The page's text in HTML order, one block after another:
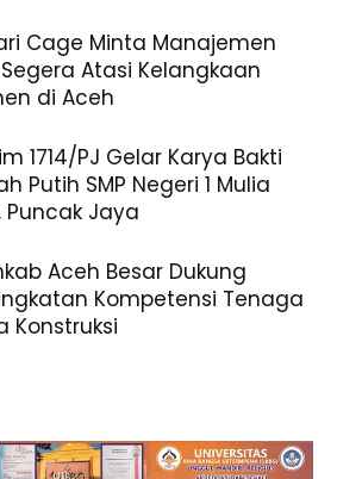
Cage Minta Manajemen
Segera Atasi Kelangkaan
di Aceh
1714/PJ Gelar Karya Bakti
Putih SMP Negeri 1 Mulia
Puncak Jaya
Aceh Besar Dukung
Kompetensi Tenaga
Konstruksi